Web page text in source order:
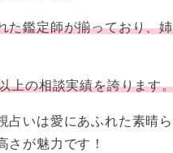
た鑑定師が揃っており、
上の相談実績を誇ります
占いは愛にあふれた素晴
さが魅力です！